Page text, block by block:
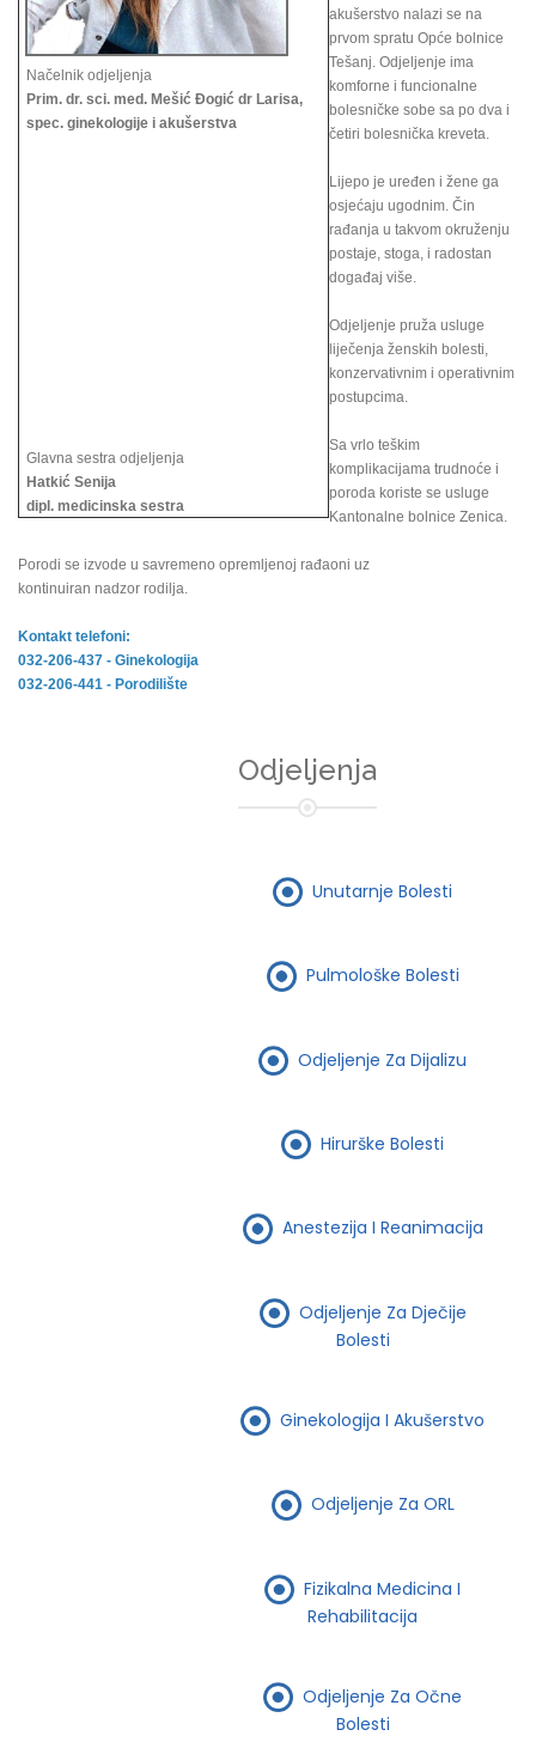
Načelnik odjeljenja
Prim. dr. sci. med. Mešić Đogić dr Larisa,
spec. ginekologije i akušerstva
Glavna sestra odjeljenja
Hatkić Senija
dipl. medicinska sestra
akušerstvo nalazi se na
prvom spratu Opće bolnice
Tešanj. Odjeljenje ima
komforne i funcionalne
bolesničke sobe sa po dva i
četiri bolesnička kreveta.
Lijepo je uređen i žene ga
osjećaju ugodnim. Čin
rađanja u takvom okruženju
postaje, stoga, i radostan
događaj više.
Odjeljenje pruža usluge
liječenja ženskih bolesti,
konzervativnim i operativnim
postupcima.
Sa vrlo teškim
komplikacijama trudnoće i
poroda koriste se usluge
Kantonalne bolnice Zenica.
Porodi se izvode u savremeno opremljenoj rađaoni uz
kontinuiran nadzor rodilja.
Kontakt telefoni:
032-206-437 - Ginekologija
032-206-441 - Porodilište
Odjeljenja
Unutarnje Bolesti
Pulmološke Bolesti
Odjeljenje Za Dijalizu
Hirurške Bolesti
Anestezija I Reanimacija
Odjeljenje Za Dječije
Bolesti
Ginekologija I Akušerstvo
Odjeljenje Za ORL
Fizikalna Medicina I
Rehabilitacija
Odjeljenje Za Očne
Bolesti